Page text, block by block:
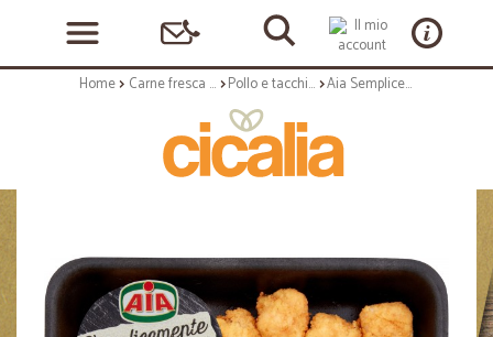
Home Carne fresca e carne lavorata Pollo e tacchino Aia Semplicemente Panati Bocconcini di Pollo Panati gr.280